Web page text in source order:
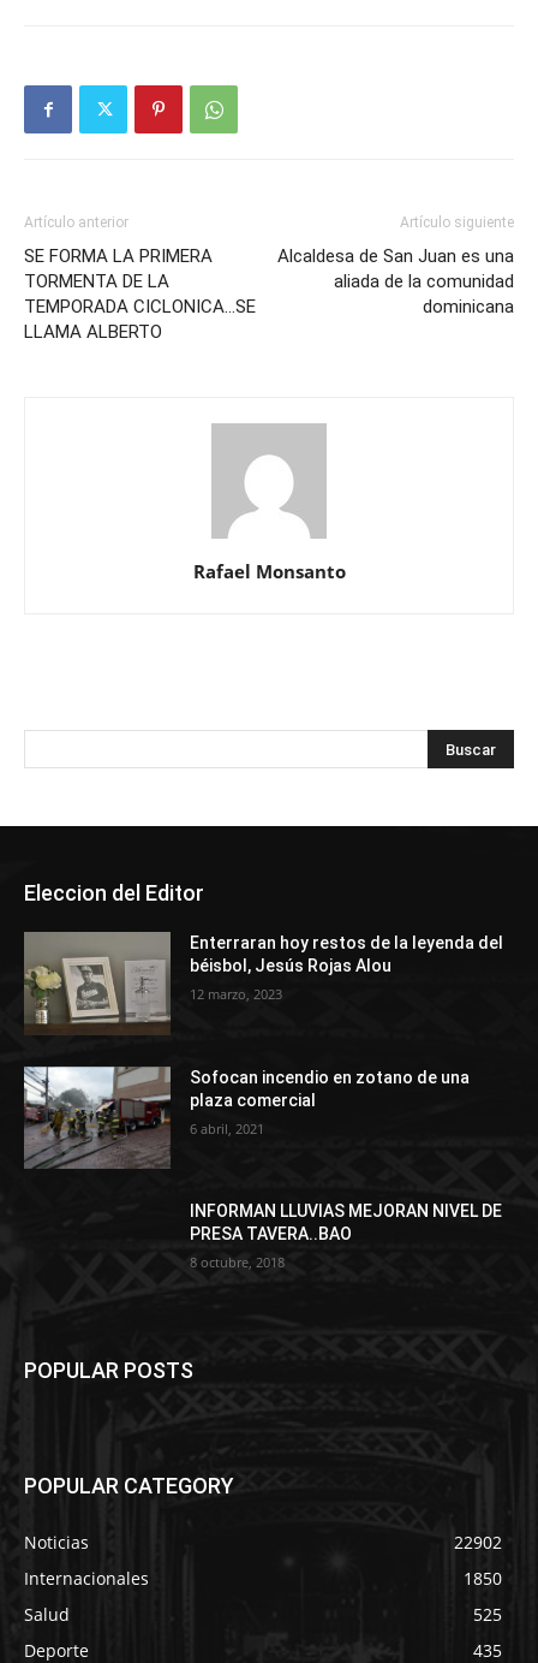
Artículo anterior
SE FORMA LA PRIMERA
TORMENTA DE LA
TEMPORADA CICLONICA…SE
LLAMA ALBERTO
Artículo siguiente
Alcaldesa de San Juan es una
aliada de la comunidad
dominicana
Rafael Monsanto
Eleccion del Editor
Enterraran hoy restos de la leyenda del
béisbol, Jesús Rojas Alou
12 marzo, 2023
Sofocan incendio en zotano de una
plaza comercial
6 abril, 2021
INFORMAN LLUVIAS MEJORAN NIVEL DE
PRESA TAVERA..BAO
8 octubre, 2018
POPULAR POSTS
POPULAR CATEGORY
Noticias
22902
Internacionales
1850
Salud
525
Deporte
435